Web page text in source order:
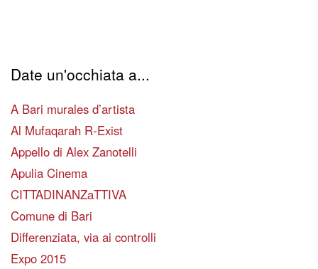
Date un'occhiata a...
A Bari murales d’artista
Al Mufaqarah R-Exist
Appello di Alex Zanotelli
Apulia Cinema
CITTADINANZaTTIVA
Comune di Bari
Differenziata, via ai controlli
Expo 2015